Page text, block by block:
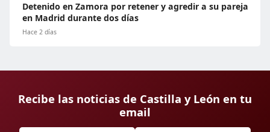
Detenido en Zamora por retener y agredir a su pareja
en Madrid durante dos días
Hace 2 días
Recibe las noticias de Castilla y León en tu
email